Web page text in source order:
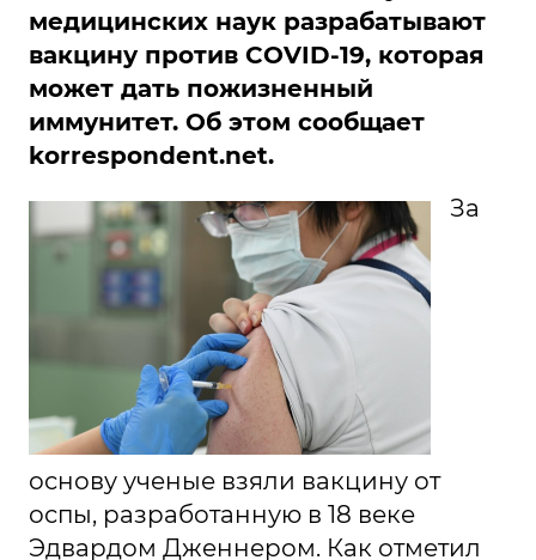
медицинских наук разрабатывают
вакцину против COVID-19, которая
может дать пожизненный
иммунитет. Об этом сообщает
korrespondent.net.
За
основу ученые взяли вакцину от
оспы, разработанную в 18 веке
Эдвардом Дженнером. Как отметил